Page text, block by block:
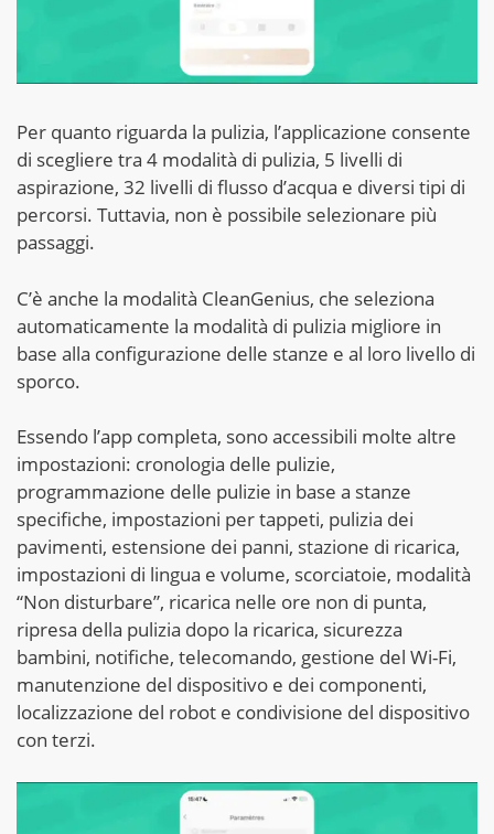
Per quanto riguarda la pulizia, l’applicazione consente
di scegliere tra 4 modalità di pulizia, 5 livelli di
aspirazione, 32 livelli di flusso d’acqua e diversi tipi di
percorsi. Tuttavia, non è possibile selezionare più
passaggi.
C’è anche la modalità CleanGenius, che seleziona
automaticamente la modalità di pulizia migliore in
base alla configurazione delle stanze e al loro livello di
sporco.
Essendo l’app completa, sono accessibili molte altre
impostazioni: cronologia delle pulizie,
programmazione delle pulizie in base a stanze
specifiche, impostazioni per tappeti, pulizia dei
pavimenti, estensione dei panni, stazione di ricarica,
impostazioni di lingua e volume, scorciatoie, modalità
“Non disturbare”, ricarica nelle ore non di punta,
ripresa della pulizia dopo la ricarica, sicurezza
bambini, notifiche, telecomando, gestione del Wi-Fi,
manutenzione del dispositivo e dei componenti,
localizzazione del robot e condivisione del dispositivo
con terzi.